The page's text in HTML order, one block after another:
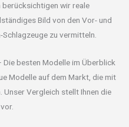
berücksichtigen wir reale
Bild von den Vor- und
Schlagzeuge zu vermitteln.
besten Modelle im Überblick
Modelle auf dem Markt, die mit
Unser Vergleich stellt Ihnen die